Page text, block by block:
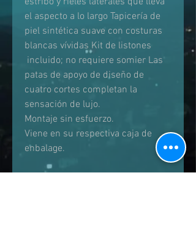
el aspecto a lo largo Tapicería de
piel sintética suave con costuras
blancas vívidas Kit de listones
incluido; no requiere somier Las
patas de apoyo de diseño de
cuatro cortes completan la
sensación de lujo.
Montaje sin esfuerzo.
Viene en su respectiva caja de
enbalage.